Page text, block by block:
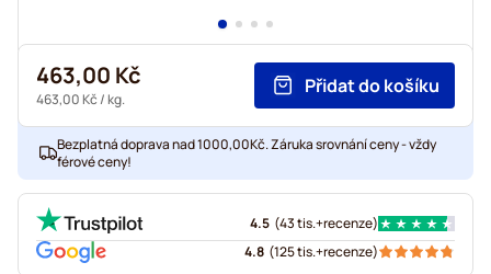
463,00 Kč
463,00 Kč / kg.
Přidat do košíku
Bezplatná doprava nad 1000,00Kč. Záruka srovnání ceny - vždy
férové ceny!
4.5 (43 tis.+recenze)
4.8 (125 tis.+recenze)